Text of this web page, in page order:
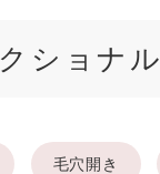
ショナル
毛穴開き